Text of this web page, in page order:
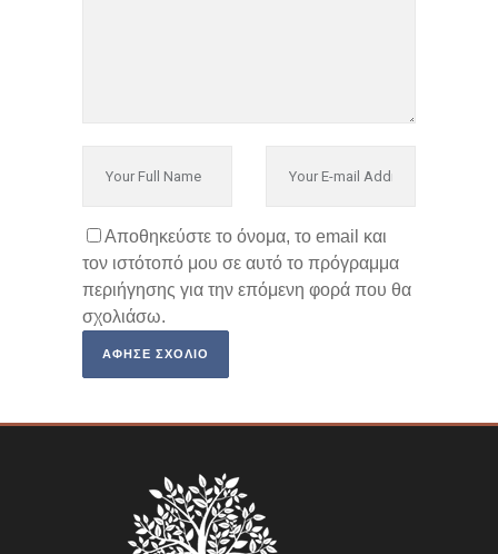
Αποθηκεύστε το όνομα, το email και
τον ιστότοπό μου σε αυτό το πρόγραμμα
περιήγησης για την επόμενη φορά που θα
σχολιάσω.